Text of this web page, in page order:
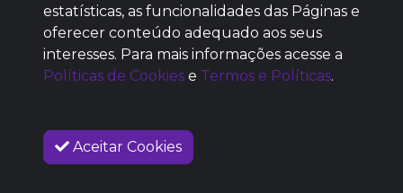
SEM REPUTAÇÃO
DEFINIDA
estatísticas, as funcionalidades das Páginas e
oferecer conteúdo adequado aos seus
interesses. Para mais informações acesse a
Políticas de Cookies e Termos e Políticas.
Aceitar Cookies